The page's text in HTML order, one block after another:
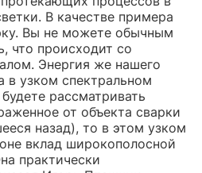
В качестве примера
Вы не можете обычным
что происходит со
Энергия же нашего
в узком спектральном
рассматривать
от объекта сварки
назад), то в этом узком
вклад широкополосной
практически